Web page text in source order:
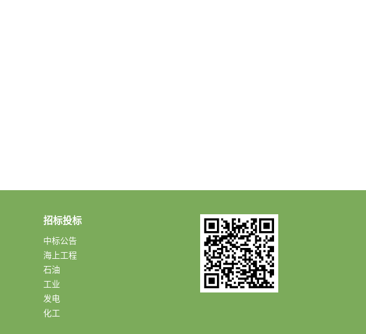
招标投标
中标公告
海上工程
石油
工业
发电
化工